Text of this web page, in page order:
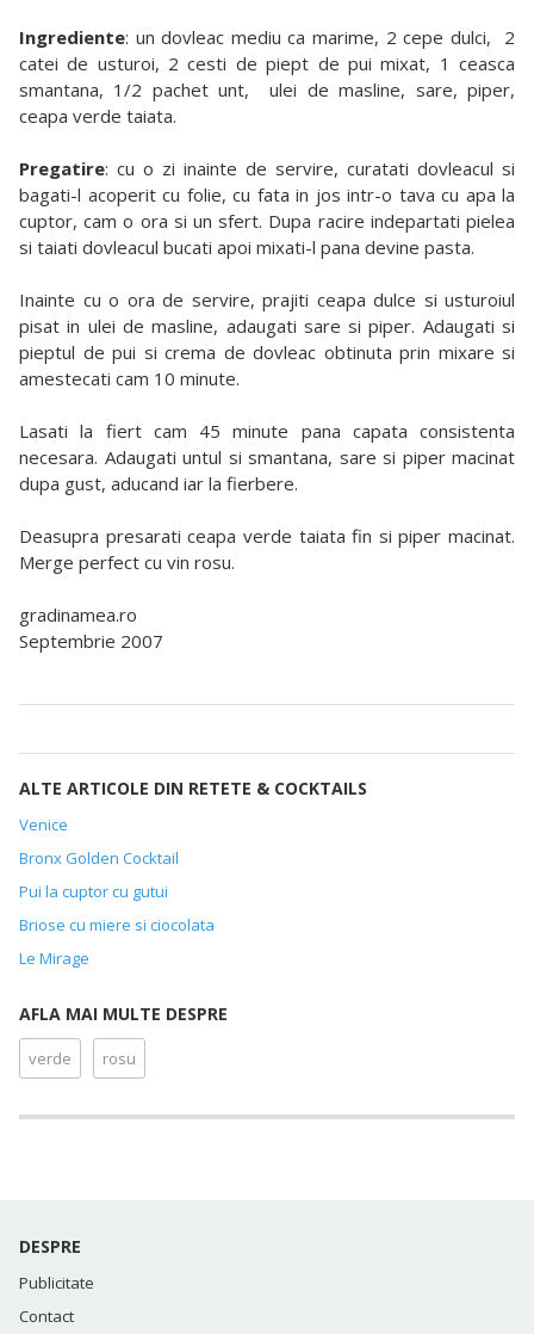
Ingrediente: un dovleac mediu ca marime, 2 cepe dulci, 2
catei de usturoi, 2 cesti de piept de pui mixat, 1 ceasca
smantana, 1/2 pachet unt, ulei de masline, sare, piper,
ceapa verde taiata.
Pregatire: cu o zi inainte de servire, curatati dovleacul si
bagati-l acoperit cu folie, cu fata in jos intr-o tava cu apa la
cuptor, cam o ora si un sfert. Dupa racire indepartati pielea
si taiati dovleacul bucati apoi mixati-l pana devine pasta.
Inainte cu o ora de servire, prajiti ceapa dulce si usturoiul
pisat in ulei de masline, adaugati sare si piper. Adaugati si
pieptul de pui si crema de dovleac obtinuta prin mixare si
amestecati cam 10 minute.
Lasati la fiert cam 45 minute pana capata consistenta
necesara. Adaugati untul si smantana, sare si piper macinat
dupa gust, aducand iar la fierbere.
Deasupra presarati ceapa verde taiata fin si piper macinat.
Merge perfect cu vin rosu.
gradinamea.ro
Septembrie 2007
ALTE ARTICOLE DIN RETETE & COCKTAILS
Venice
Bronx Golden Cocktail
Pui la cuptor cu gutui
Briose cu miere si ciocolata
Le Mirage
AFLA MAI MULTE DESPRE
verde rosu
DESPRE
Publicitate
Contact